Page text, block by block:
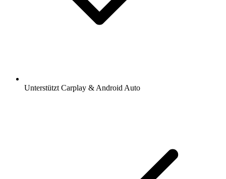
Unterstützt Carplay & Android Auto